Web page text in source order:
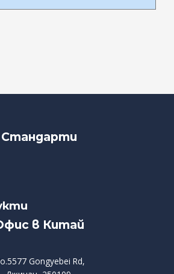
Стандарти
в Китай
Gongyebei Rd,